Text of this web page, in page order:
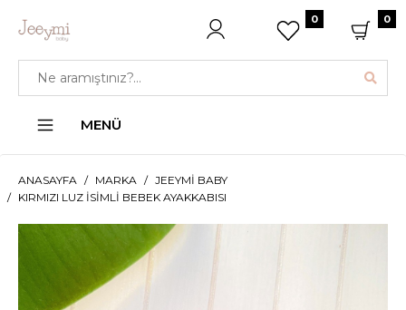
0 0
MENÜ
ANASAYFA MARKA
JEEYMI BABY
KIRMIZI LUZ İSIMLI BEBEK AYAKKABISI